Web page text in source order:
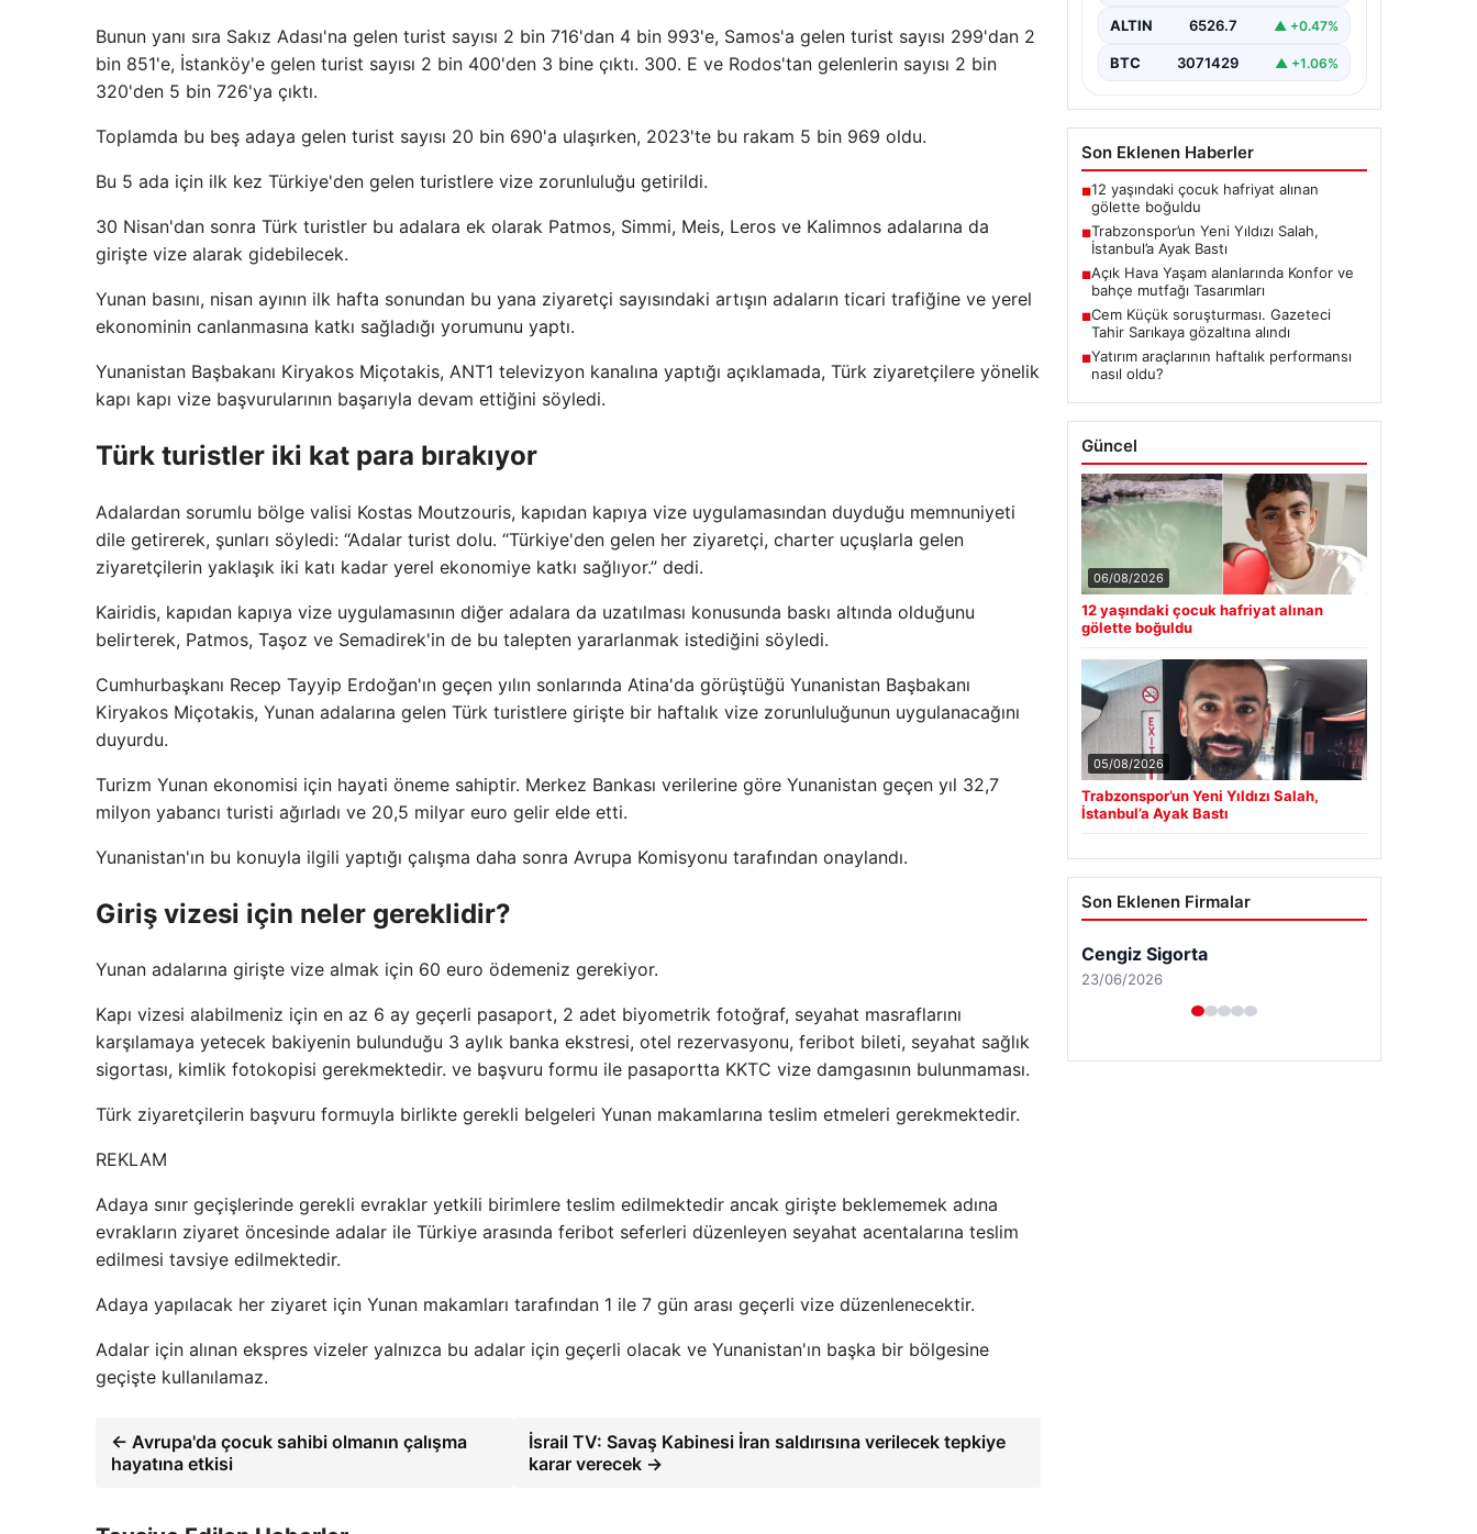
Bunun yanı sıra Sakız Adası'na gelen turist sayısı 2 bin 716'dan 4 bin 993'e, Samos'a gelen turist sayısı 299'dan 2
bin 851'e, İstanköy'e gelen turist sayısı 2 bin 400'den 3 bine çıktı. 300. E ve Rodos'tan gelenlerin sayısı 2 bin
320'den 5 bin 726'ya çıktı.
Toplamda bu beş adaya gelen turist sayısı 20 bin 690'a ulaşırken, 2023'te bu rakam 5 bin 969 oldu.
Bu 5 ada için ilk kez Türkiye'den gelen turistlere vize zorunluluğu getirildi.
30 Nisan'dan sonra Türk turistler bu adalara ek olarak Patmos, Simmi, Meis, Leros ve Kalimnos adalarına da
girişte vize alarak gidebilecek.
Yunan basını, nisan ayının ilk hafta sonundan bu yana ziyaretçi sayısındaki artışın adaların ticari trafiğine ve yerel
ekonominin canlanmasına katkı sağladığı yorumunu yaptı.
Yunanistan Başbakanı Kiryakos Miçotakis, ANT1 televizyon kanalına yaptığı açıklamada, Türk ziyaretçilere yönelik
kapı kapı vize başvurularının başarıyla devam ettiğini söyledi.
Türk turistler iki kat para bırakıyor
Adalardan sorumlu bölge valisi Kostas Moutzouris, kapıdan kapıya vize uygulamasından duyduğu memnuniyeti
dile getirerek, şunları söyledi: “Adalar turist dolu. “Türkiye'den gelen her ziyaretçi, charter uçuşlarla gelen
ziyaretçilerin yaklaşık iki katı kadar yerel ekonomiye katkı sağlıyor.” dedi.
Kairidis, kapıdan kapıya vize uygulamasının diğer adalara da uzatılması konusunda baskı altında olduğunu
belirterek, Patmos, Taşoz ve Semadirek'in de bu talepten yararlanmak istediğini söyledi.
Cumhurbaşkanı Recep Tayyip Erdoğan'ın geçen yılın sonlarında Atina'da görüştüğü Yunanistan Başbakanı
Kiryakos Miçotakis, Yunan adalarına gelen Türk turistlere girişte bir haftalık vize zorunluluğunun uygulanacağını
duyurdu.
Turizm Yunan ekonomisi için hayati öneme sahiptir. Merkez Bankası verilerine göre Yunanistan geçen yıl 32,7
milyon yabancı turisti ağırladı ve 20,5 milyar euro gelir elde etti.
Yunanistan'ın bu konuyla ilgili yaptığı çalışma daha sonra Avrupa Komisyonu tarafından onaylandı.
Giriş vizesi için neler gereklidir?
Yunan adalarına girişte vize almak için 60 euro ödemeniz gerekiyor.
Kapı vizesi alabilmeniz için en az 6 ay geçerli pasaport, 2 adet biyometrik fotoğraf, seyahat masraflarını
karşılamaya yetecek bakiyenin bulunduğu 3 aylık banka ekstresi, otel rezervasyonu, feribot bileti, seyahat sağlık
sigortası, kimlik fotokopisi gerekmektedir. ve başvuru formu ile pasaportta KKTC vize damgasının bulunmaması.
Türk ziyaretçilerin başvuru formuyla birlikte gerekli belgeleri Yunan makamlarına teslim etmeleri gerekmektedir.
REKLAM
Adaya sınır geçişlerinde gerekli evraklar yetkili birimlere teslim edilmektedir ancak girişte beklememek adına
evrakların ziyaret öncesinde adalar ile Türkiye arasında feribot seferleri düzenleyen seyahat acentalarına teslim
edilmesi tavsiye edilmektedir.
Adaya yapılacak her ziyaret için Yunan makamları tarafından 1 ile 7 gün arası geçerli vize düzenlenecektir.
Adalar için alınan ekspres vizeler yalnızca bu adalar için geçerli olacak ve Yunanistan'ın başka bir bölgesine
geçişte kullanılamaz.
← Avrupa'da çocuk sahibi olmanın çalışma
hayatına etkisi
İsrail TV: Savaş Kabinesi İran saldırısına verilecek tepkiye
karar verecek →
ALTIN 6526.7 ▲ +0.47%
BTC 3071429 ▲ +1.06%
Son Eklenen Haberler
■12 yaşındaki çocuk hafriyat alınan
gölette boğuldu
■Trabzonspor’un Yeni Yıldızı Salah,
İstanbul’a Ayak Bastı
■Açık Hava Yaşam alanlarında Konfor ve
bahçe mutfağı Tasarımları
■Cem Küçük soruşturması. Gazeteci
Tahir Sarıkaya gözaltına alındı
■Yatırım araçlarının haftalık performansı
nasıl oldu?
Güncel
06/08/2026
12 yaşındaki çocuk hafriyat alınan
gölette boğuldu
05/08/2026
Trabzonspor’un Yeni Yıldızı Salah,
İstanbul’a Ayak Bastı
Son Eklenen Firmalar